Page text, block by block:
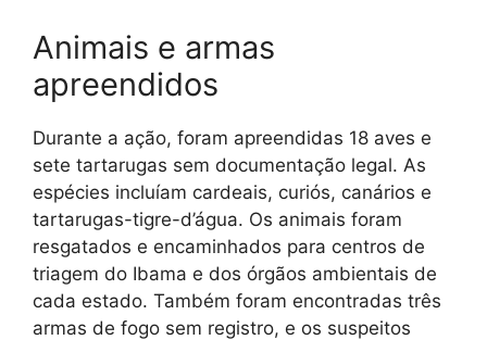
Animais e armas
apreendidos
Durante a ação, foram apreendidas 18 aves e
sete tartarugas sem documentação legal. As
espécies incluíam cardeais, curiós, canários e
tartarugas-tigre-d’água. Os animais foram
resgatados e encaminhados para centros de
triagem do Ibama e dos órgãos ambientais de
cada estado. Também foram encontradas três
armas de fogo sem registro, e os suspeitos